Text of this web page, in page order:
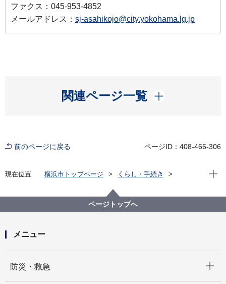
ファクス：045-953-4852
メールアドレス： sj-asahikojo@city.yokohama.lg.jp
関連ページ一覧
開く
前のページに戻る ページID：408-466-306
現在位置 横浜市トップページ
くらし・手続き
焼却工場
旭工場 啓発活動について
現在
ページトップへ
メニュー
防災・救急